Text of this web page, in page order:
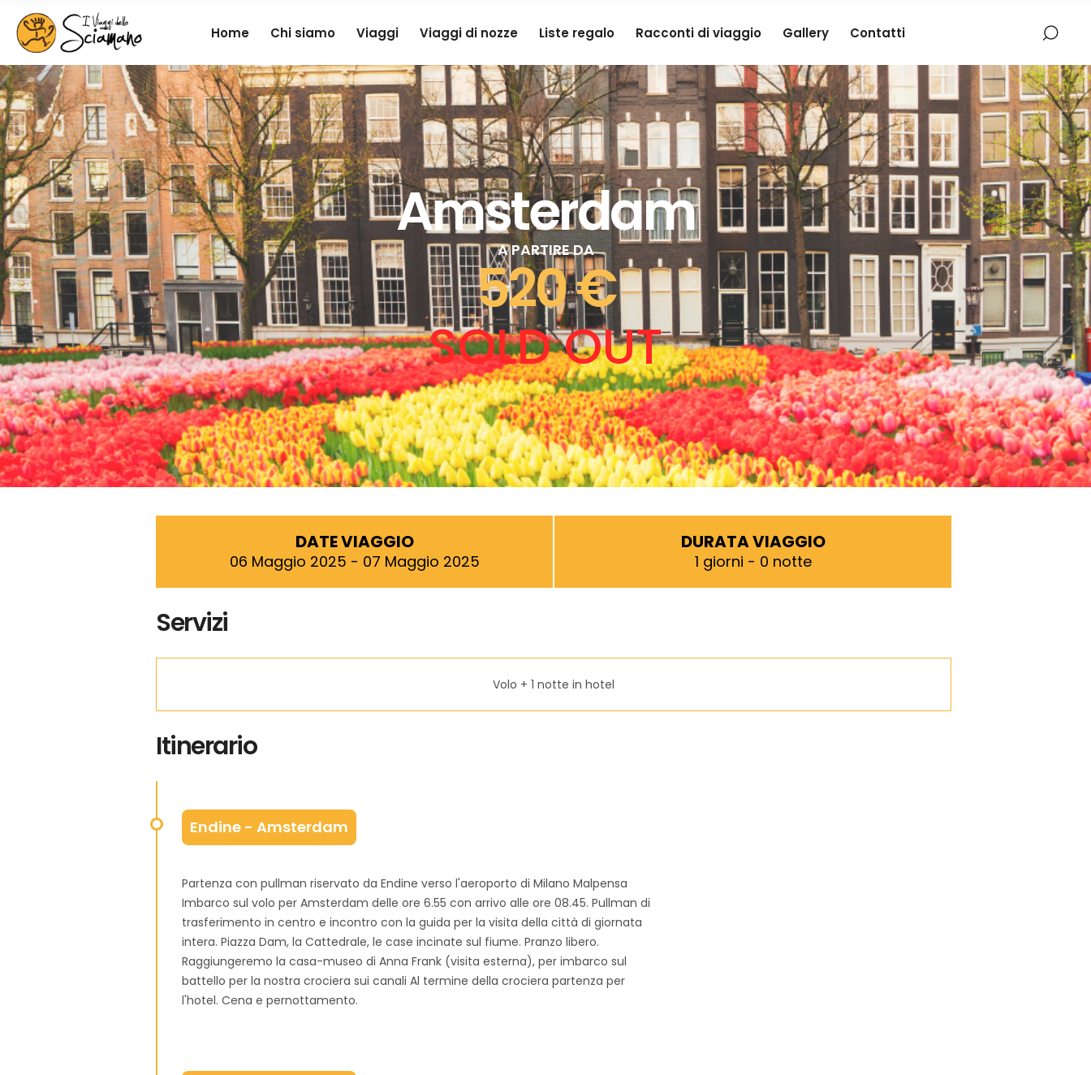
Home Chi siamo Viaggi Viaggi di nozze Liste regalo Racconti di viaggio Gallery Contatti
Amsterdam
A PARTIRE DA
520 €
SOLD OUT
DATE VIAGGIO
06 Maggio 2025 - 07 Maggio 2025
DURATA VIAGGIO
1 giorni - 0 notte
Servizi
Volo + 1 notte in hotel
Itinerario
Endine - Amsterdam
Partenza con pullman riservato da Endine verso l'aeroporto di Milano Malpensa
Imbarco sul volo per Amsterdam delle ore 6.55 con arrivo alle ore 08.45. Pullman di
trasferimento in centro e incontro con la guida per la visita della città di giornata
intera. Piazza Dam, la Cattedrale, le case incinate sul fiume. Pranzo libero.
Raggiungeremo la casa-museo di Anna Frank (visita esterna), per imbarco sul
battello per la nostra crociera sui canali Al termine della crociera partenza per
l'hotel. Cena e pernottamento.